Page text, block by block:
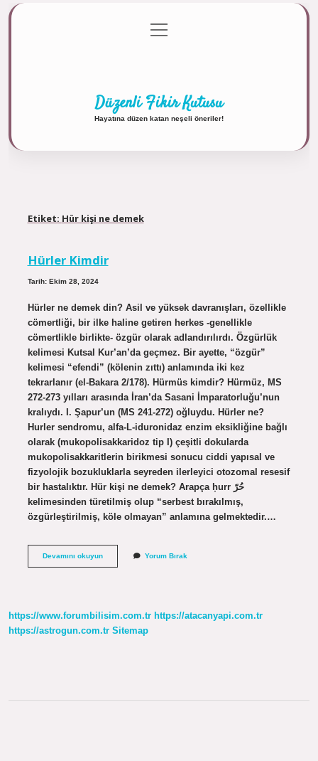
Gizlilik Politikası
menüyü
aç
Düzenli Fikir Kutusu
Hayatına düzen katan neşeli öneriler!
Etiket: Hür kişi ne demek
Hürler Kimdir
Tarih: Ekim 28, 2024
Hürler ne demek din? Asil ve yüksek davranışları, özellikle
cömertliği, bir ilke haline getiren herkes -genellikle
cömertlikle birlikte- özgür olarak adlandırılırdı. Özgürlük
kelimesi Kutsal Kur’an’da geçmez. Bir ayette, “özgür”
kelimesi “efendi” (kölenin zıttı) anlamında iki kez
tekrarlanır (el-Bakara 2/178). Hürmüs kimdir? Hürmüz, MS
272-273 yılları arasında İran’da Sasani İmparatorluğu’nun
kralıydı. I. Şapur’un (MS 241-272) oğluydu. Hürler ne?
Hurler sendromu, alfa-L-iduronidaz enzim eksikliğine bağlı
olarak (mukopolisakkaridoz tip I) çeşitli dokularda
mukopolisakkaritlerin birikmesi sonucu ciddi yapısal ve
fizyolojik bozukluklarla seyreden ilerleyici otozomal resesif
bir hastalıktır. Hür kişi ne demek? Arapça ḥurr حُرّ
kelimesinden türetilmiş olup “serbest bırakılmış,
özgürleştirilmiş, köle olmayan” anlamına gelmektedir.…
Devamını okuyunHürler
Yorum Bırak
https://www.forumbilisim.com.tr https://atacanyapi.com.tr
https://astrogun.com.tr Sitemap